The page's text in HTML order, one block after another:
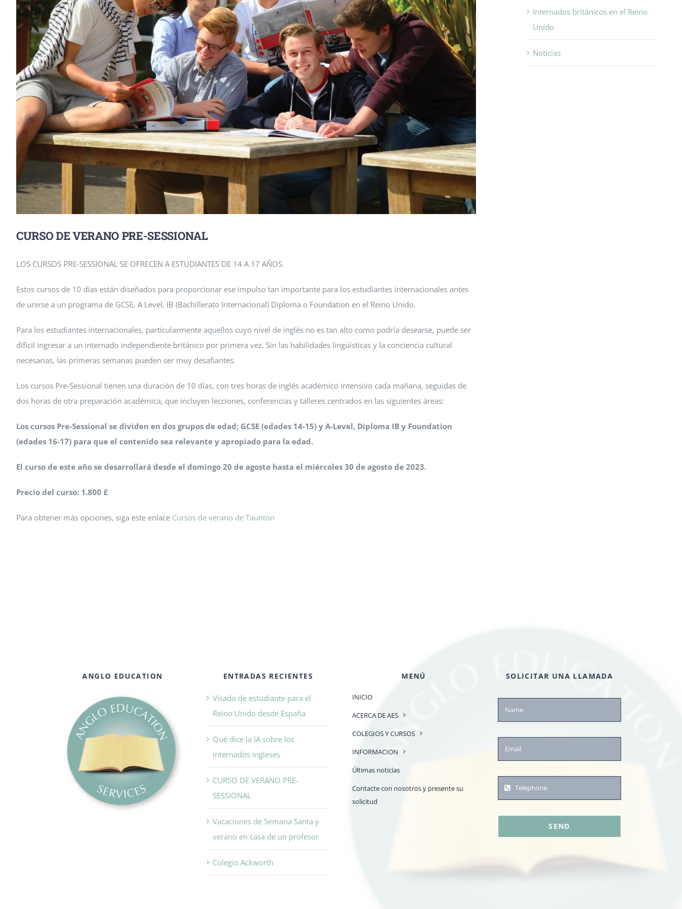
CURSO DE VERANO PRE-SESSIONAL
LOS CURSOS PRE-SESSIONAL SE OFRECEN A ESTUDIANTES DE 14 A 17 AÑOS.
Estos cursos de 10 días están diseñados para proporcionar ese impulso tan importante para los estudiantes internacionales antes
de unirse a un programa de GCSE, A Level, IB (Bachillerato Internacional) Diploma o Foundation en el Reino Unido.
Para los estudiantes internacionales, particularmente aquellos cuyo nivel de inglés no es tan alto como podría desearse, puede ser
difícil ingresar a un internado independiente británico por primera vez. Sin las habilidades lingüísticas y la conciencia cultural
necesarias, las primeras semanas pueden ser muy desafiantes.
Los cursos Pre-Sessional tienen una duración de 10 días, con tres horas de inglés académico intensivo cada mañana, seguidas de
dos horas de otra preparación académica, que incluyen lecciones, conferencias y talleres centrados en las siguientes áreas:
Los cursos Pre-Sessional se dividen en dos grupos de edad; GCSE (edades 14-15) y A-Level, Diploma IB y Foundation
(edades 16-17) para que el contenido sea relevante y apropiado para la edad.
El curso de este año se desarrollará desde el domingo 20 de agosto hasta el miércoles 30 de agosto de 2023.
Precio del curso: 1.800 £
Para obtener más opciones, siga este enlace Cursos de verano de Taunton
Internados británicos en el Reino
Unido
Noticias
ANGLO EDUCATION ENTRADAS RECIENTES
Visado de estudiante para el
Reino Unido desde España
Qué dice la IA sobre los
internados ingleses
CURSO DE VERANO PRE-
SESSIONAL
Vacaciones de Semana Santa y
verano en casa de un profesor
Colegio Ackworth
MENÚ
INICIO
ACERCA DE AES
COLEGIOS Y CURSOS
INFORMACION
Últimas noticias
Contacte con nosotros y presente su
solicitud
SOLICITAR UNA LLAMADA
SEND